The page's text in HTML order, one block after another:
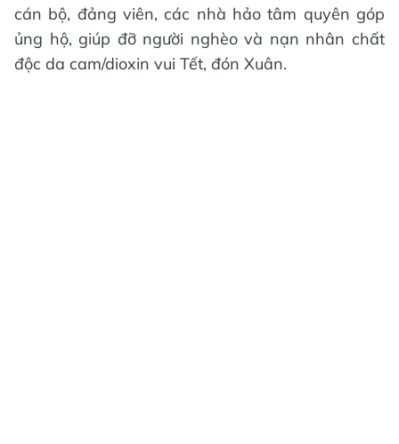
cán bộ, đảng viên, các nhà hảo tâm quyên góp
ủng hộ, giúp đỡ người nghèo và nạn nhân chất
độc da cam/dioxin vui Tết, đón Xuân.